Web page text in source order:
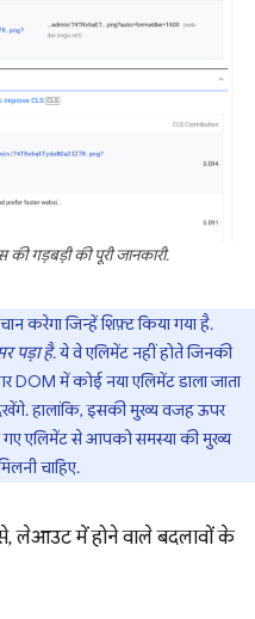
गड़बड़ी की पूरी जानकारी.
करेगा जिन्हें शिफ़्ट किया गया है.
पड़ा है. ये वे एलिमेंट नहीं होते जिनकी
DOM में कोई नया एलिमेंट डाला जाता
हालांकि, इसकी मुख्य वजह ऊपर
गए एलिमेंट से आपको समस्या की मुख्य
चाहिए.
लेआउट में होने वाले बदलावों के